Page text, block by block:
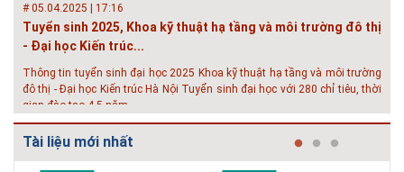
# 05.04.2025 | 17:16
Tuyển sinh 2025, Khoa kỹ thuật hạ tầng và môi trường đô thị
- Đại học Kiến trúc...
Thông tin tuyển sinh đại học 2025 Khoa kỹ thuật hạ tầng và môi trường
đô thị - Đại học Kiến trúc Hà Nội Tuyển sinh đại học với 280 chỉ tiêu, thời
gian đào tạo 4,5 năm
Tài liệu mới nhất